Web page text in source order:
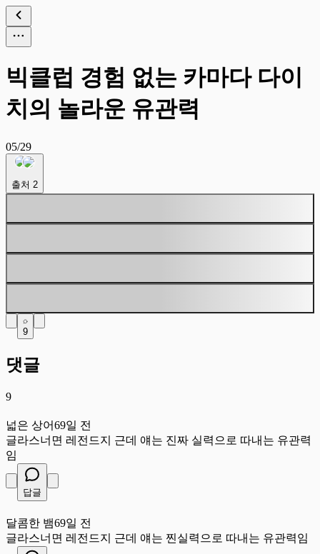
빅클럽 경험 없는 카마다 다이
치의 놀라운 유관력
05/29
출처 2
9
댓글
9
넓은 상어69일 전
글라스너면 레전드지 근데 얘는 진짜 실력으로 따내는 유관력
임
답글
달콤한 뱀69일 전
글라스너면 레전드지 근데 얘는 찐실력으로 따내는 유관력임